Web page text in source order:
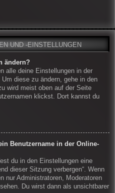
UND -EINSTELLUNGEN
ändern?
alle deine Einstellungen in der
diese zu ändern, gehe in den
wird meist oben auf der Seite
klickst. Dort kannst du
Benutzername in der Online-
du in den Einstellungen eine
dieser Sitzung verbergen“. Wenn
nur Administratoren, Moderatoren
Du wirst dann als unsichtbarer